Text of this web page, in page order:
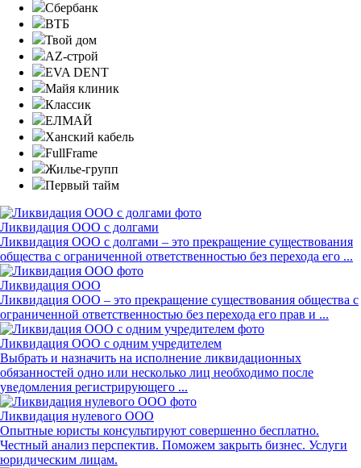
Сбербанк
ВТБ
Твой дом
AZ-строй
EVA DENT
Майя клиник
Классик
ЕЛМАЙ
Ханский кабель
FullFrame
Жилье-групп
Первый тайм
Ликвидация ООО с долгами
Ликвидация ООО с долгами – это прекращение существования
общества с ограниченной ответственностью без перехода его ...
Ликвидация ООО
Ликвидация ООО – это прекращение существования общества с
ограниченной ответственностью без перехода его прав и ...
Ликвидация ООО с одним учредителем
Выбрать и назначить на исполнение ликвидационных
обязанностей одно или несколько лиц необходимо после
уведомления регистрирующего ...
Ликвидация нулевого ООО
Опытные юристы консультируют совершенно бесплатно.
Честный анализ перспектив. Поможем закрыть бизнес. Услуги
юридическим лицам.